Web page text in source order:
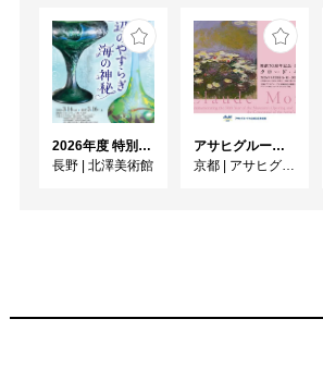
2026年度 特別展「ガレとドーム、アール･ヌーヴォーのガラス 水辺のやすらぎ、海の神秘」
長野
北澤美術館
アサヒグループ大山崎山荘美術館 開館30周年記念展「没後100年 クロード・モネ」
京都
アサヒグループ大山崎山荘美術館